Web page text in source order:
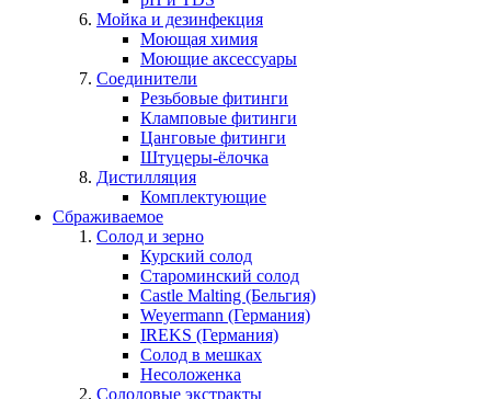
Мойка и дезинфекция
Моющая химия
Моющие аксессуары
Соединители
Резьбовые фитинги
Кламповые фитинги
Цанговые фитинги
Штуцеры-ёлочка
Дистилляция
Комплектующие
Сбраживаемое
Солод и зерно
Курский солод
Староминский солод
Castle Malting (Бельгия)
Weyermann (Германия)
IREKS (Германия)
Солод в мешках
Несоложенка
Солодовые экстракты